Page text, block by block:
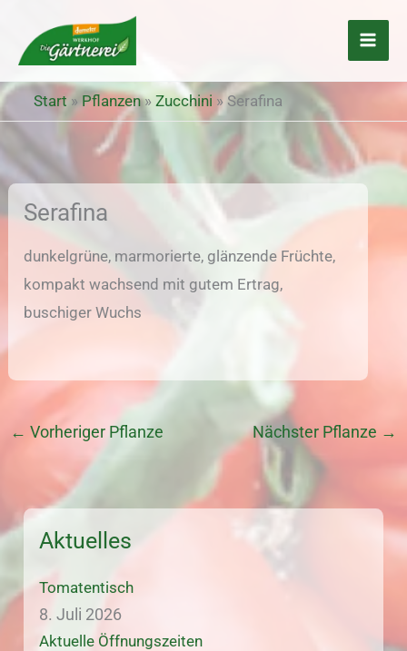
Inhalt
springen
Start» Pflanzen» Zucchini » Serafina
Serafina
dunkelgrüne, marmorierte, glänzende Früchte,
kompakt wachsend mit gutem Ertrag,
buschiger Wuchs
← Vorheriger Pflanze Nächster Pflanze →
Aktuelles
Tomatentisch
8. Juli 2026
Aktuelle Öffnungszeiten